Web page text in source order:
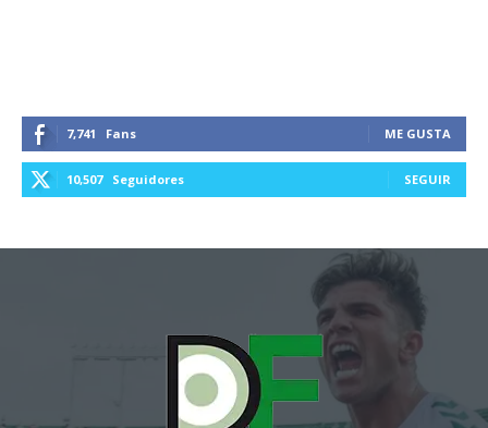
7,741 Fans ME GUSTA
10,507 Seguidores SEGUIR